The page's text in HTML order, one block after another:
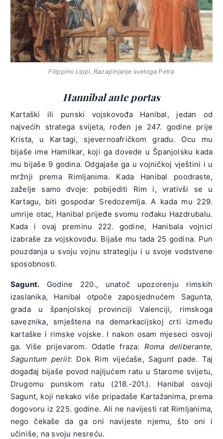
Filippino Lippi,Razapinjanje svetoga Petra
Hannibal ante portas
Kartaški ili punski vojskovođa Hanibal, jedan od
najvećih stratega svijeta, rođen je 247. godine prije
Krista, u Kartagi, sjevernoafričkom gradu. Ocu mu
bijaše ime Hamilkar, koji ga dovede u Španjolsku kada
mu bijaše 9 godina. Odgajaše ga u vojničkoj vještini i u
mržnji prema Rimljanima. Kada Hanibal poodraste,
zaželje samo dvoje: pobijediti Rim i, vrativši se u
Kartagu, biti gospodar Sredozemlja. A kada mu 229.
umrije otac, Hanibal prijeđe svomu rođaku Hazdrubalu.
Kada i ovaj preminu 222. godine, Hanibala vojnici
izabraše za vojskovođu. Bijaše mu tada 25 godina. Pun
pouzdanja u svoju vojnu strategiju i u svoje vodstvene
sposobnosti.
Sagunt. Godine 220., unatoč upozorenju rimskih
izaslanika, Hanibal otpoče zaposjednućem Sagunta,
grada u španjolskoj provinciji Valenciji, rimskoga
saveznika, smještena na demarkacijskoj crti između
kartaške i rimske vojske. I nakon osam mjeseci osvoji
ga. Više prijevarom. Odatle fraza: Roma deliberante,
Saguntum periit: Dok Rim vijećaše, Sagunt pade. Taj
događaj bijaše povod najljućem ratu u Starome svijetu,
Drugomu punskom ratu (218.-201.). Hanibal osvoji
Sagunt, koji nekako više pripadaše Kartažanima, prema
dogovoru iz 225. godine. Ali ne navijesti rat Rimljanima,
nego čekaše da ga oni navijeste njemu, što oni i
učiniše, na svoju nesreću.